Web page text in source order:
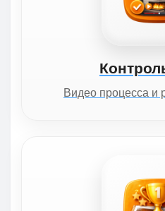
Видео процесса и